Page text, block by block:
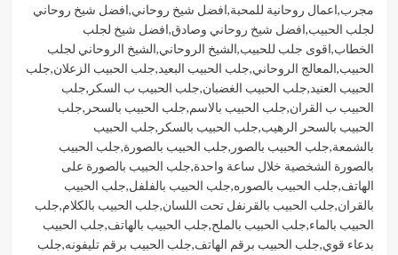
مجرب,اعمال روحانية للمحبة,افضل شيخ روحاني,افضل شيخ روحاني
لجلب الحبيب,افضل شيخ روحاني وصادق,افضل شيخ لجلب
الخطاب,اقوى جلب للحبيب,الشيخ الروحاني,الشيخ الروحاني لجلب
الحبيب,المعالج الروحاني,جلب الحبيب البعيد,جلب الحبيب الزعلان,جلب
الحبيب العنيد,جلب الحبيب الغضبان,جلب الحبيب ب السكر ,جلب
الحبيب ب القران,جلب الحبيب بالاسم,جلب الحبيب بالسحر ,جلب
الحبيب بالسحر الرهيب,جلب الحبيب بالسكر ,جلب الحبيب
بالشمعة,جلب الحبيب بالصور ,جلب الحبيب بالصورة,جلب الحبيب
بالصورة الشخصية خلال ساعة واحدة,جلب الحبيب بالصورة على
الهاتف,جلب الحبيب بالصوره,جلب الحبيب بالفلفل,جلب الحبيب
بالقران,جلب الحبيب بالقرنفل تحت اللسان,جلب الحبيب بالكلام,جلب
الحبيب بالماء,جلب الحبيب بالملح,جلب الحبيب بالهاتف,جلب الحبيب
بدعاء قوي,جلب الحبيب برقم الهاتف,جلب الحبيب برقم تليفونه,جلب